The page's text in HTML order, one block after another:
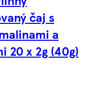
čaj s
a
20 x 2g (40g)